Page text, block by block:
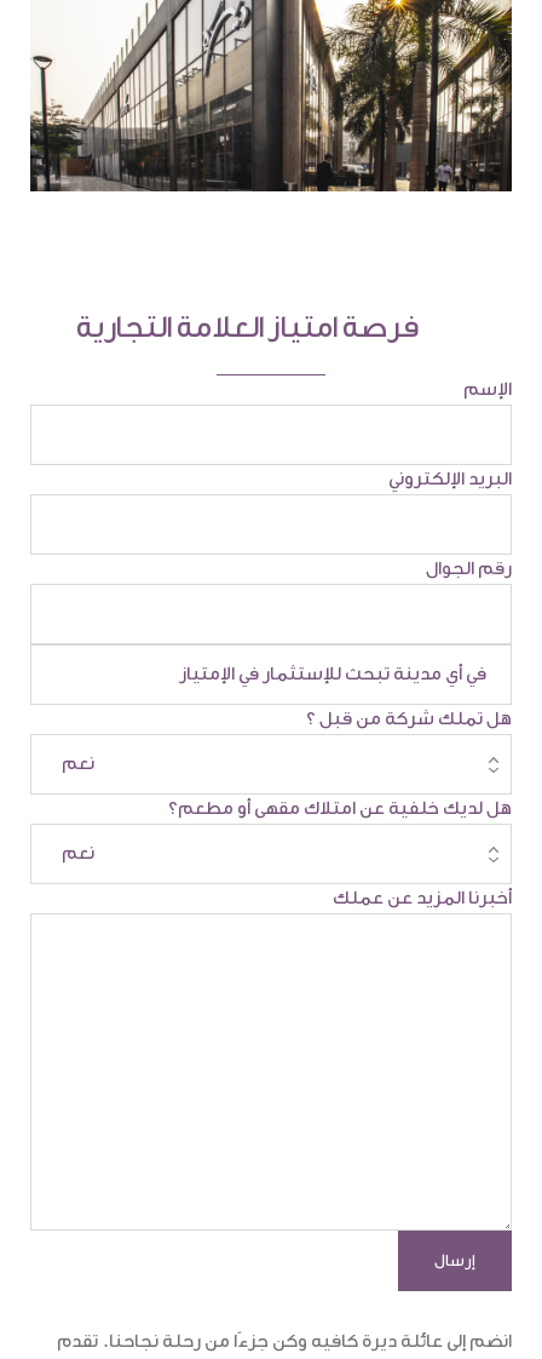
فرصة امتياز العلامة التجارية
الإسم
البريد الإلكتروني
رقم الجوال
هل تملك شركة من قبل ؟
هل لديك خلفية عن امتلاك مقهى أو مطعم؟
أخبرنا المزيد عن عملك
انضم إلى عائلة ديرة كافيه وكن جزءًا من رحلة نجاحنا. تقدم